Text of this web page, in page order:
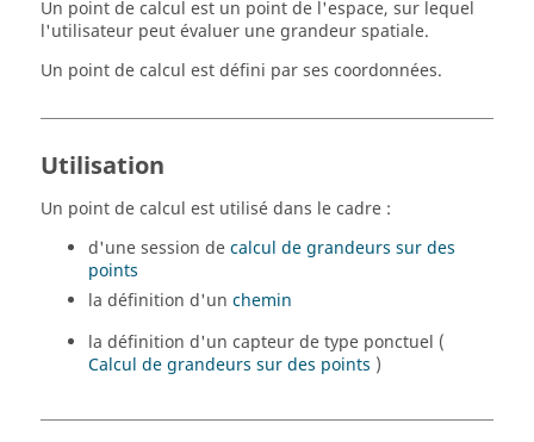
Un point de calcul est un point de l'espace, sur lequel
l'utilisateur peut évaluer une grandeur spatiale.
Un point de calcul est défini par ses coordonnées.
Utilisation
Un point de calcul est utilisé dans le cadre :
d'une session decalcul de grandeurs sur des
points
la définition d'un chemin
la définition d'un capteur de type ponctuel (
Calcul de grandeurs sur des points )